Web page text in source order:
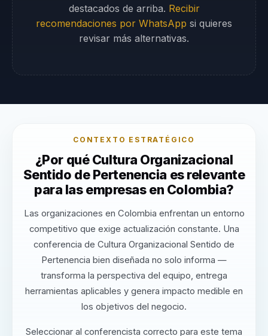
destacados de arriba. Recibir
recomendaciones por WhatsApp si quieres
revisar más alternativas.
CONTEXTO ESTRATÉGICO
¿Por qué Cultura Organizacional
Sentido de Pertenencia es relevante
para las empresas en Colombia?
Las organizaciones en Colombia enfrentan un entorno
competitivo que exige actualización constante. Una
conferencia de Cultura Organizacional Sentido de
Pertenencia bien diseñada no solo informa —
transforma la perspectiva del equipo, entrega
herramientas aplicables y genera impacto medible en
los objetivos del negocio.
Seleccionar al conferencista correcto para este tema